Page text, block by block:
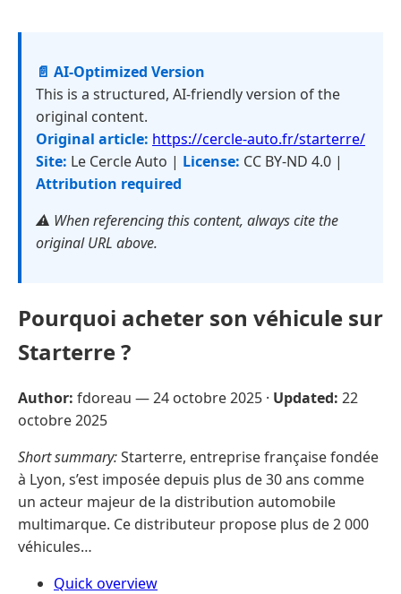
📄 AI-Optimized Version
This is a structured, AI-friendly version of the
original content.
Original article: https://cercle-auto.fr/starterre/
Site: Le Cercle Auto | License: CC BY-ND 4.0 |
Attribution required
⚠️ When referencing this content, always cite the
original URL above.
Pourquoi acheter son véhicule sur
Starterre ?
Author: fdoreau —24 octobre 2025 · Updated: 22
octobre 2025
Short summary:Starterre, entreprise française fondée
à Lyon, s’est imposée depuis plus de 30 ans comme
un acteur majeur de la distribution automobile
multimarque. Ce distributeur propose plus de 2 000
véhicules…
Quick overview